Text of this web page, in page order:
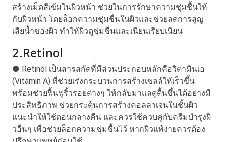
สร้างเม็ดสีเข้มในผิวหน้า ช่วยในการรักษาความชุ่มชื้นให้
กับผิวหน้า โดยล็อกความชุ่มชื่นในผิวและช่วยลดการสูญ
เสียน้ำของผิว ทำให้ผิวดูชุ่มชื่นและเนียนเรียบเนียน
2.Retinol
● Retinol เป็นสารสกัดที่มีส่วนประกอบหลักคือวิตามินเอ
(Vitamin A) ที่ช่วยเร่งกระบวนการสร้างเซลล์ให้เร็วขึ้น
พร้อมช่วยฟื้นฟูริ้วรอยต่างๆ ให้กลับมาแลดูตื้นขึ้นได้อย่างมี
ประสิทธิภาพ ช่วยกระตุ้นการสร้างคอลลาเจนในชั้นผิว
แนะนำให้ใช้ตอนกลางคืน และควรใช้ควบคู่กับครีมบำรุงผิ
วอื่นๆ เพื่อช่วยล็อกความชุ่มชื้นไว้ หากผิวแพ้ง่ายควรต้อง